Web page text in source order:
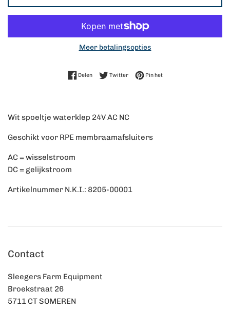
Meer betalingsopties
DelenDelen op Facebook
TwitterTwitteren op Twitter
Pin hetPinnen op Pinterest
Wit spoeltje waterklep 24V AC NC
Geschikt voor RPE membraamafsluiters
AC = wisselstroom
DC = gelijkstroom
Artikelnummer N.K.I.: 8205-00001
Contact
Sleegers Farm Equipment
Broekstraat 26
5711 CT SOMEREN